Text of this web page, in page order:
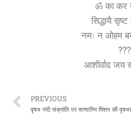
ॐ का कर
सिद्धायै
नमः न ओहम
आशीर्वाद जय
Prev
PREVIOUS